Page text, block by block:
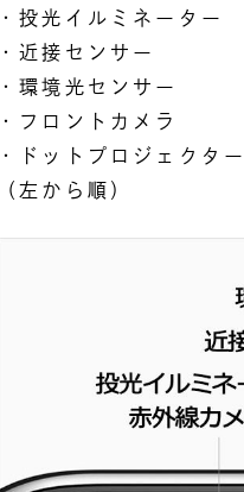
・投光イルミネーター
・近接センサー
・環境光センサー
・フロントカメラ
・ドットプロジェクター
（左から順）